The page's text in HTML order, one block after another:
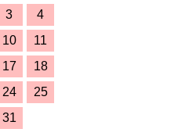
3
4
10
11
17
18
24
25
31